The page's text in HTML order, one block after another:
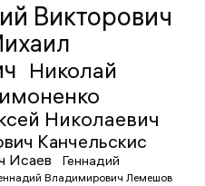
Викторович
Николай
Николаевич
Канчельскис
Исаев
Геннадий
Владимирович Лемешов